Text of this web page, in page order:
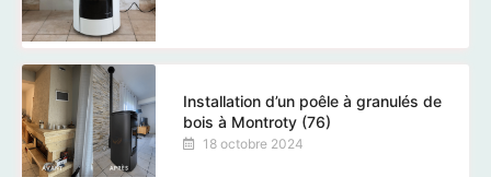
Installation d’un poêle à granulés de
bois à Montroty (76)
18 octobre 2024